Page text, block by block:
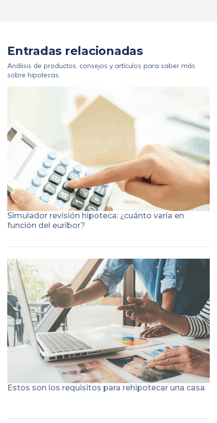
Entradas relacionadas
Análisis de productos, consejos y artículos para saber más
sobre hipotecas.
Simulador revisión hipoteca: ¿cuánto varía en
función del euríbor?
Estos son los requisitos para rehipotecar una casa